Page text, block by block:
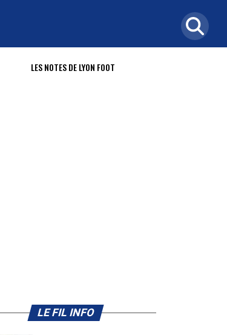
LES NOTES DE LYON FOOT
LE FIL INFO